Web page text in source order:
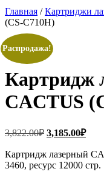
Главная /Картриджи
(CS-C710H)
Распродажа!
Картридж
CACTUS
3,822.00₽
составляла
3,822.00₽.
3,185.00₽
Картридж лазерный
3460, ресурс 12000 стр.